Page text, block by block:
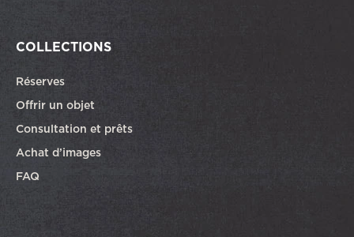
COLLECTIONS
Réserves
Offrir un objet
Consultation et prêts
Achat d’images
FAQ